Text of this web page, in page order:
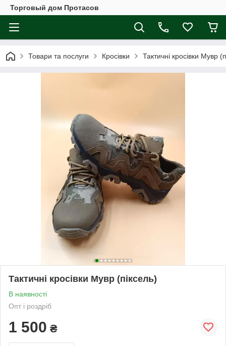
Торговый дом Протасов
Товари та послуги Кросівки Тактичні кросівки Мувр
Тактичні кросівки Мувр (піксель)
В наявності
Опт і роздріб
1 500 ₴